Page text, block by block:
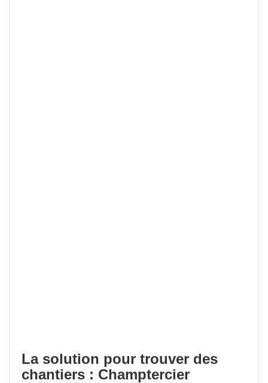
La solution pour trouver des
chantiers : Champtercier